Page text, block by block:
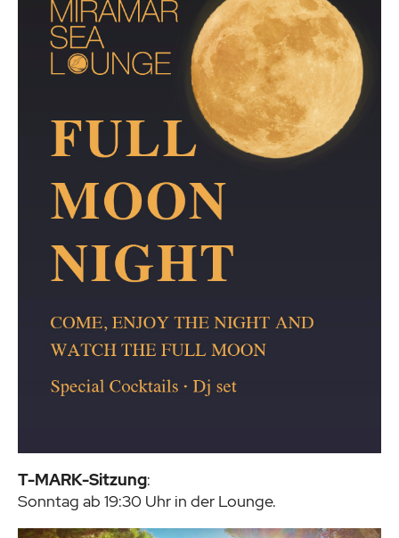
T-MARK-Sitzung:
Sonntag ab 19:30 Uhr in der Lounge.